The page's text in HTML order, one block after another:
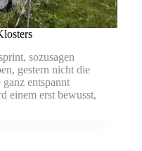
sozusagen
gestern nicht die
entspannt
einem erst bewusst,